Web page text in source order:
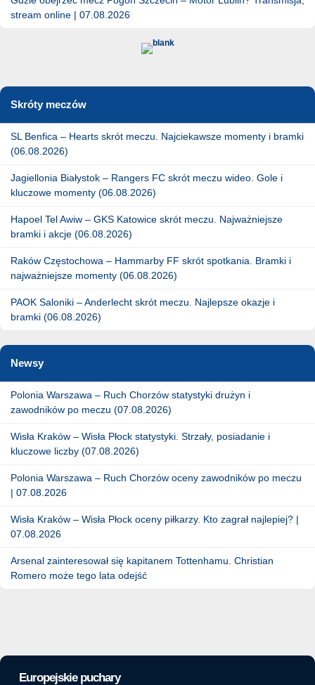
stream online | 07.08.2026
Skróty meczów
SL Benfica – Hearts skrót meczu. Najciekawsze momenty i bramki
(06.08.2026)
Jagiellonia Białystok – Rangers FC skrót meczu wideo. Gole i
kluczowe momenty (06.08.2026)
Hapoel Tel Awiw – GKS Katowice skrót meczu. Najważniejsze
bramki i akcje (06.08.2026)
Raków Częstochowa – Hammarby FF skrót spotkania. Bramki i
najważniejsze momenty (06.08.2026)
PAOK Saloniki – Anderlecht skrót meczu. Najlepsze okazje i
bramki (06.08.2026)
Newsy
Polonia Warszawa – Ruch Chorzów statystyki drużyn i
zawodników po meczu (07.08.2026)
Wisła Kraków – Wisła Płock statystyki. Strzały, posiadanie i
kluczowe liczby (07.08.2026)
Polonia Warszawa – Ruch Chorzów oceny zawodników po meczu
| 07.08.2026
Wisła Kraków – Wisła Płock oceny piłkarzy. Kto zagrał najlepiej? |
07.08.2026
Arsenal zainteresował się kapitanem Tottenhamu. Christian
Romero może tego lata odejść
Europejskie puchary